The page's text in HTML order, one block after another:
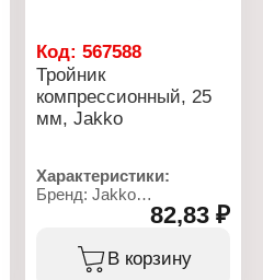
Код:567588
Тройник
компрессионный, 25
мм, Jakko
Характеристики:
Бренд: Jakko
Артикул: 704096025T
Тип товара: Тройник
Тип: компрессионный
Диаметр присоединения:
82,83 ₽
В корзину